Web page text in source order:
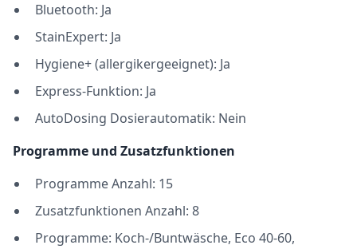
Bluetooth: Ja
StainExpert: Ja
Hygiene+ (allergikergeeignet): Ja
Express-Funktion: Ja
AutoDosing Dosierautomatik: Nein
Programme und Zusatzfunktionen
Programme Anzahl: 15
Zusatzfunktionen Anzahl: 8
Programme: Koch-/Buntwäsche, Eco 40-60,